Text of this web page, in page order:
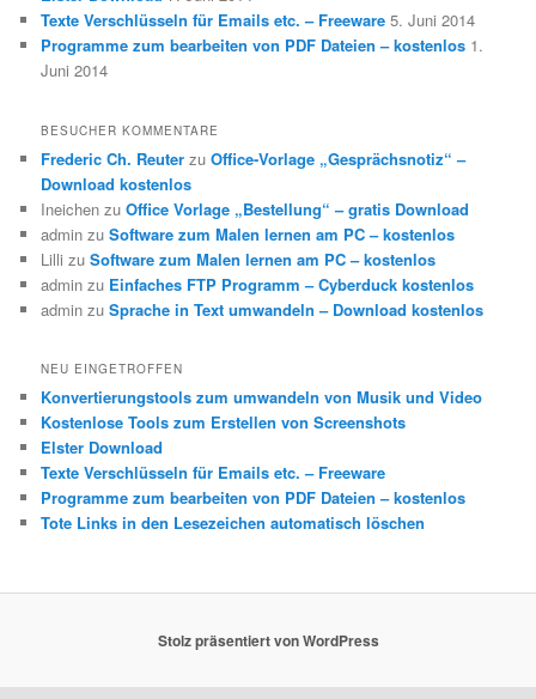
Texte Verschlüsseln für Emails etc. – Freeware 5. Juni 2014
Programme zum bearbeiten von PDF Dateien – kostenlos 1.
Juni 2014
BESUCHER KOMMENTARE
Frederic Ch. Reuter zuOffice-Vorlage „Gesprächsnotiz“ –
Download kostenlos
Ineichen zuOffice Vorlage „Bestellung“ – gratis Download
admin zuSoftware zum Malen lernen am PC – kostenlos
Lilli zuSoftware zum Malen lernen am PC – kostenlos
admin zu Einfaches FTP Programm – Cyberduck kostenlos
admin zuSprache in Text umwandeln – Download kostenlos
NEU EINGETROFFEN
Konvertierungstools zum umwandeln von Musik und Video
Kostenlose Tools zum Erstellen von Screenshots
Elster Download
Texte Verschlüsseln für Emails etc. – Freeware
Programme zum bearbeiten von PDF Dateien – kostenlos
Tote Links in den Lesezeichen automatisch löschen
Stolz präsentiert von WordPress